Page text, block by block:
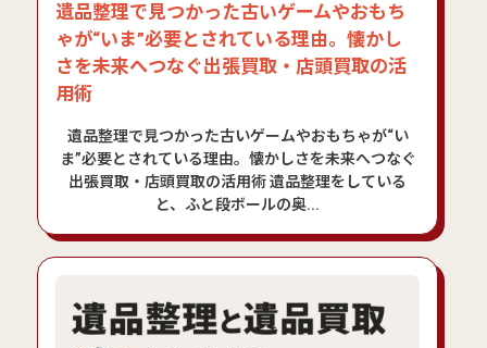
遺品整理で見つかった古いゲームやおもち
ゃが“いま”必要とされている理由。懐かし
さを未来へつなぐ出張買取・店頭買取の活
用術
遺品整理で見つかった古いゲームやおもちゃが“い
ま”必要とされている理由。懐かしさを未来へつなぐ
出張買取・店頭買取の活用術 遺品整理をしている
と、ふと段ボールの奥...